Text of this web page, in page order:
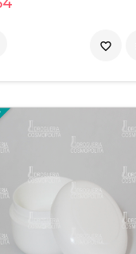
favorite_border